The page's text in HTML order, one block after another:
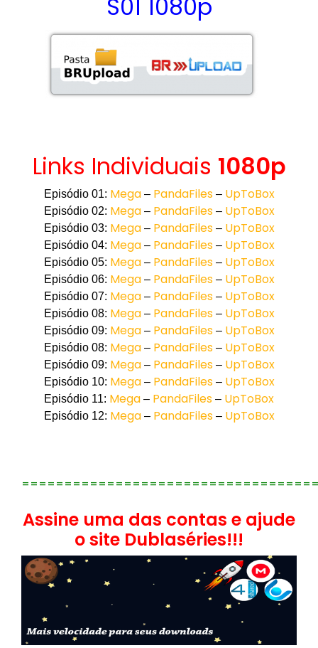
S01 1080p
Links Individuais 1080p
Episódio 01: Mega– PandaFiles– UpToBox
Episódio 02: Mega– PandaFiles– UpToBox
Episódio 03: Mega– PandaFiles– UpToBox
Episódio 04: Mega– PandaFiles– UpToBox
Episódio 05: Mega– PandaFiles– UpToBox
Episódio 06: Mega – PandaFiles – UpToBox
Episódio 07: Mega– PandaFiles– UpToBox
Episódio 08: Mega– PandaFiles– UpToBox
Episódio 09: Mega– PandaFiles– UpToBox
Episódio 08: Mega– PandaFiles– UpToBox
Episódio 09: Mega– PandaFiles– UpToBox
Episódio 10: Mega– PandaFiles– UpToBox
Episódio 11: Mega – PandaFiles – UpToBox
Episódio 12: Mega– PandaFiles– UpToBox
Assine uma das contas e ajude
o site Dublaséries!!!